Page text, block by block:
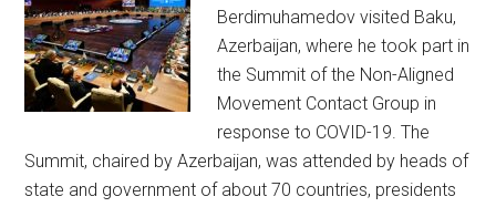
Berdimuhamedov visited Baku,
Azerbaijan, where he took part in
the Summit of the Non-Aligned
Movement Contact Group in
response to COVID-19. The
Summit, chaired by Azerbaijan, was attended by heads of
state and government of about 70 countries, presidents